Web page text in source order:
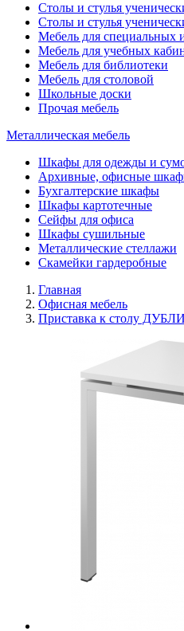
Столы и стулья
Столы и стулья
Мебель для специальных
Мебель для учебных
Мебель для библиотеки
Мебель для столовой
Школьные доски
Прочая мебель
Металлическая мебель
Шкафы для одежды и
Архивные, офисные
Бухгалтерские шкафы
Шкафы картотечные
Сейфы для офиса
Шкафы сушильные
Металлические стеллажи
Скамейки гардеробные
Главная
Офисная мебель
Приставка к столу